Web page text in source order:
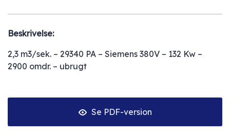
Beskrivelse:
2,3 m3/sek. – 29340 PA – Siemens 380V – 132 Kw –
2900 omdr. – ubrugt
Se PDF-version